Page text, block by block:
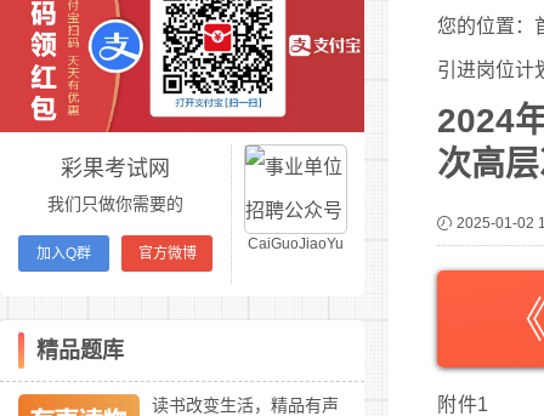
彩果考试网
我们只做你需要的
加入Q群 官方微博
CaiGuoJiaoYu
精品题库
读书改变生活，精品有声
您的位置：
引进岗位计
2024
次高
2025-01-02
附件1